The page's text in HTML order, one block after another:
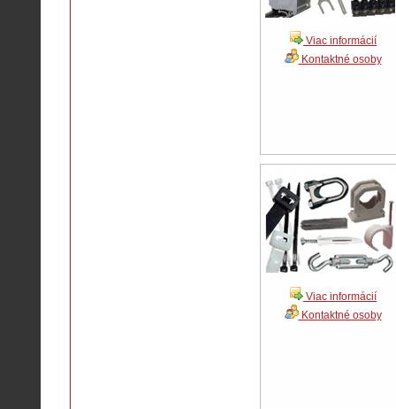
Viac informácií
Kontaktné osoby
Viac informácií
Kontaktné osoby